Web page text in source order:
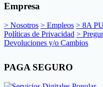
Empresa
> Nosotros > Empleos > 8A
Políticas de Privacidad >
Devoluciones y/o Cambios
PAGA SEGURO